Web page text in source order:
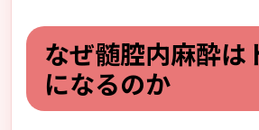
なぜ髄腔内麻酔は
になるのか